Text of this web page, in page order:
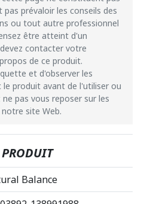
prévaloir les conseils des
ou tout autre professionnel
être atteint d'un
contacter votre
de ce produit.
et d'observer les
produit avant de l'utiliser ou
pas vous reposer sur les
site Web.
Balance